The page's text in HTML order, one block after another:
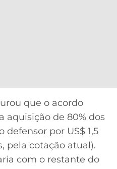
que o acordo
aquisição de 80% dos
por US$ 1,5
pela cotação atual).
com o restante do